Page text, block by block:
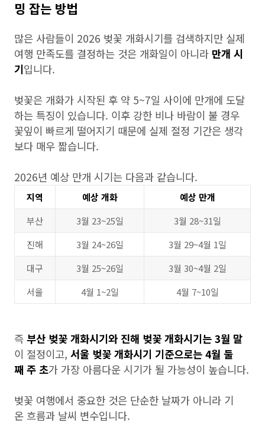
밍 잡는 방법
많은 사람들이 2026 벚꽃 개화시기를 검색하지만 실제
여행 만족도를 결정하는 것은 개화일이 아니라 만개 시
기입니다.
벚꽃은 개화가 시작된 후 약 5~7일 사이에 만개에 도달
하는 특징이 있습니다. 이후 강한 비나 바람이 불 경우
꽃잎이 빠르게 떨어지기 때문에 실제 절정 기간은 생각
보다 매우 짧습니다.
2026년 예상 만개 시기는 다음과 같습니다.
지역 예상 개화
예상 만개
부산
3월 23~25일
3월 28~31일
진해
3월 24~26일
3월 29~4월 1일
대구
3월 25~26일
3월 30~4월 2일
서울
4월 1~2일 4월 7~10일
즉 부산 벚꽃 개화시기와 진해 벚꽃 개화시기는 3월 말
이 절정이고, 서울 벚꽃 개화시기 기준으로는 4월 둘
째 주 초가 가장 아름다운 시기가 될 가능성이 높습니다.
벚꽃 여행에서 중요한 것은 단순한 날짜가 아니라 기
온 흐름과 날씨 변수입니다.